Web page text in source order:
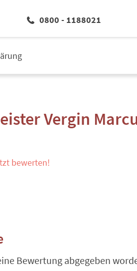
0800 - 1188021
Vergin
bewerten!
Bewertung abgegeben